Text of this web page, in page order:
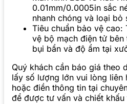
0.01mm/0.0005in sắc
nhanh chóng và loại bỏ
Tiêu chuẩn bảo vệ
vệ bộ mạch điện tử
bụi bẩn và độ ẩm tại
Quý khách cần báo giá theo
lấy số lượng lớn vui lòng liên
hoặc điền thông tin tại
để được tư vấn và chiết khấu